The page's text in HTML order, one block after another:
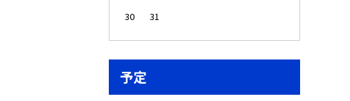
30
31
予定